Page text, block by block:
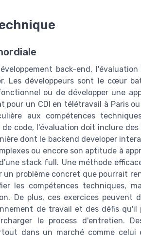
back-end,
Les développeurs sont le cœur
ou de développer une
un CDI en télétravail à Paris
aux compétences
code, l'évaluation doit inclure
dont le backend developer
ou encore son aptitude à
stack full. Une méthode
problème concret que pourrait
les compétences techniques,
De plus, ces exercices peuvent
de travail et des défis
le process d'entretien.
dans un marché comme celui